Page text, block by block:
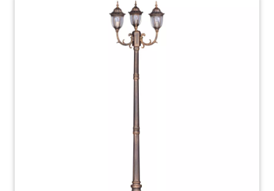
aranżacji swojego ogrodu. Dopracowane
materiały wykonania oraz solidne konstrukcje
sprawią, że korzystanie z naszych produktów
będzie czystą przyjemnością przez wiele lat.
Dodatkowo, w naszej kategorii Słupki
oświetleniowe znajdziesz także różnorodne
akcesoria i dodatki, które pozwolą Ci jeszcze
bardziej spersonalizować oświetlenie w
swoim ogrodzie. Zachęcamy do zapoznania
się z naszą ofertą i wybrania idealnego
oświetlenia zewnętrznego, które spełni